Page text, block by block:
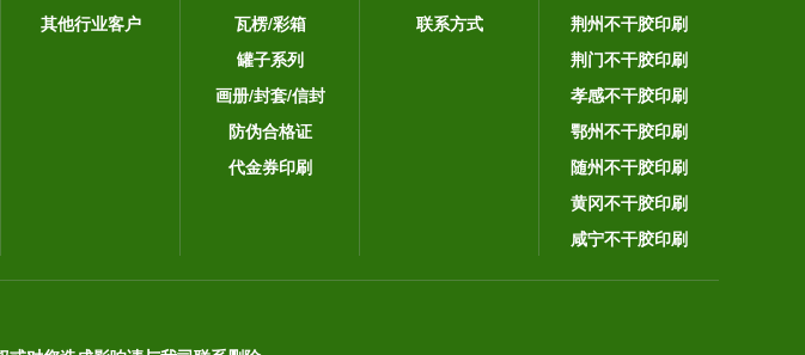
其他行业客户
瓦楞/彩箱
罐子系列
画册/封套/信封
防伪合格证
代金券印刷
联系方式
荆州不干胶印刷
荆门不干胶印刷
孝感不干胶印刷
鄂州不干胶印刷
随州不干胶印刷
黄冈不干胶印刷
咸宁不干胶印刷